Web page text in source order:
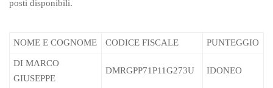
posti disponibili.
NOME E COGNOME CODICE FISCALE PUNTEGGIO
DI MARCO
GIUSEPPE
DMRGPP71P11G273U IDONEO